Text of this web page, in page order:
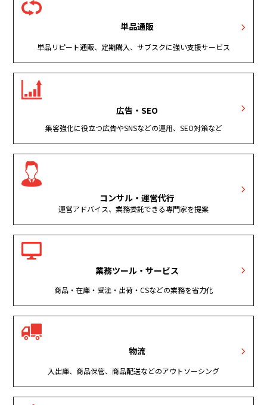
単品通販
単品リピート通販、定期購入、サブスクに強い支援サービス
広告・SEO
集客強化に役立つ広告やSNSなどの運用、SEO対策など
コンサル・運営代行
運営アドバイス、業務委託できる専門家を提案
業務ツール・サービス
商品・在庫・受注・出荷・CSなどの業務を省力化
物流
入出庫、商品保管、商品配送などのアウトソーシング